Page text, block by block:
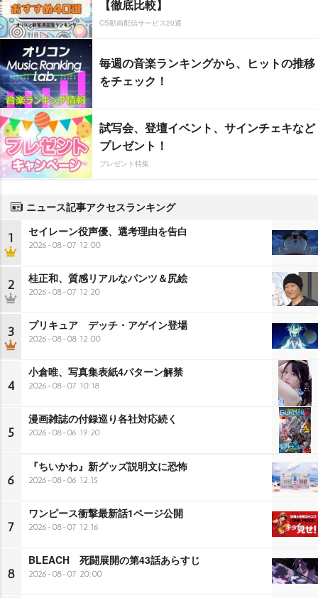
【徹底比較】
CS動画配信サービス20選
毎週の音楽ランキングから、ヒットの推移
をチェック！
試写会、登壇イベント、サインチェキなど
プレゼント！
プレゼント特集
ニュース記事アクセスランキング
1 セイレーン役声優、選考理由を告白
2026-08-07 12:00
2 桂正和、質感リアルなパンツ＆尻絵
2026-08-07 12:20
3 プリキュア デッチ・アゲイン登場
2026-08-08 12:00
4
小倉唯、写真集表紙4パターン解禁
2026-08-07 10:18
5
漫画雑誌の付録巡り各社対応続く
2026-08-06 19:20
6
『ちいかわ』新グッズ説明文に恐怖
2026-08-06 12:15
7
ワンピース衝撃最新話1ページ公開
2026-08-07 12:16
8
BLEACH 死闘展開の第43話あらすじ
2026-08-07 20:00